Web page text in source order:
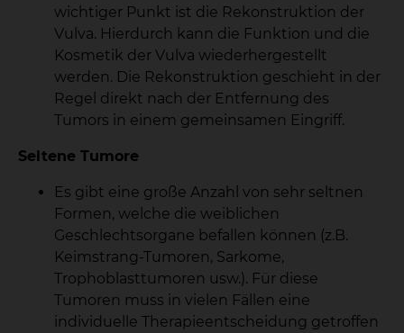
wichtiger Punkt ist die Rekonstruktion der
Vulva. Hierdurch kann die Funktion und die
Kosmetik der Vulva wiederhergestellt
werden. Die Rekonstruktion geschieht in der
Regel direkt nach der Entfernung des
Tumors in einem gemeinsamen Eingriff.
Seltene Tumore
Es gibt eine große Anzahl von sehr seltnen
Formen, welche die weiblichen
Geschlechtsorgane befallen können (z.B.
Keimstrang-Tumoren, Sarkome,
Trophoblasttumoren usw.). Für diese
Tumoren muss in vielen Fällen eine
individuelle Therapieentscheidung getroffen